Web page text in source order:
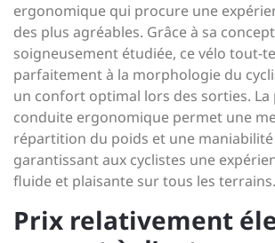
ergonomique qui procure une
des plus agréables. Grâce à sa
soigneusement étudiée, ce vélo tout-
parfaitement à la morphologie du
un confort optimal lors des sorties.
conduite ergonomique permet une
répartition du poids et une maniabilité
garantissant aux cyclistes une
fluide et plaisante sur tous les terrains.
Prix relativement